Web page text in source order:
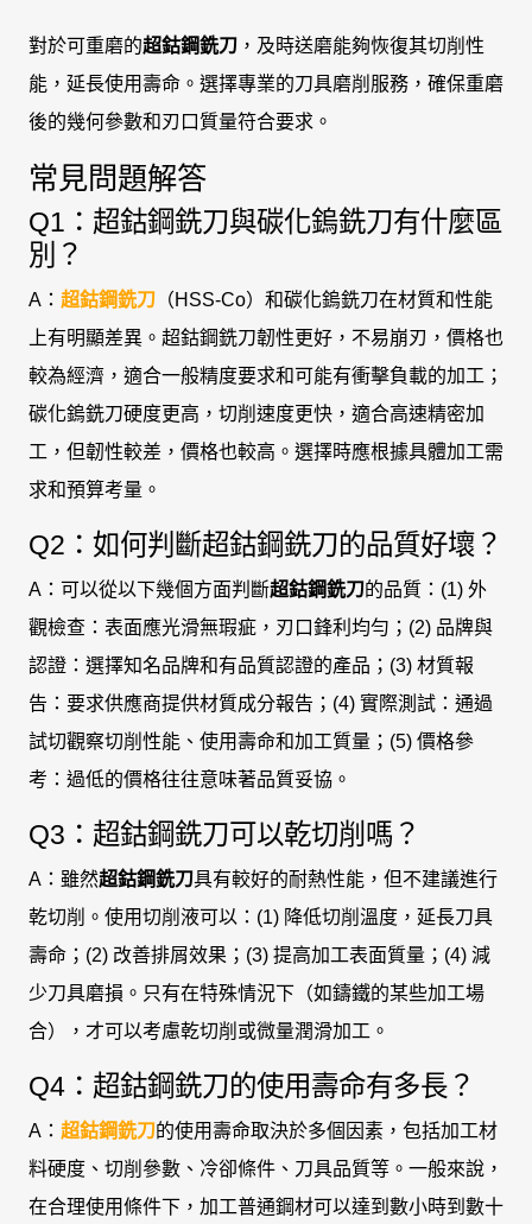
對於可重磨的超鈷鋼銑刀 ，及時送磨能夠恢復其切削性
能，延長使用壽命。選擇專業的刀具磨削服務，確保重磨
後的幾何參數和刃口質量符合要求。
常見問題解答
Q1：超鈷鋼銑刀與碳化鎢銑刀有什麼區
別？
A： 超鈷鋼銑刀 （HSS-Co）和碳化鎢銑刀在材質和性能
上有明顯差異。超鈷鋼銑刀韌性更好，不易崩刃，價格也
較為經濟，適合一般精度要求和可能有衝擊負載的加工；
碳化鎢銑刀硬度更高，切削速度更快，適合高速精密加
工，但韌性較差，價格也較高。選擇時應根據具體加工需
求和預算考量。
Q2：如何判斷超鈷鋼銑刀的品質好壞？
A：可以從以下幾個方面判斷超鈷鋼銑刀的品質：(1) 外
觀檢查：表面應光滑無瑕疵，刃口鋒利均勻；(2) 品牌與
認證：選擇知名品牌和有品質認證的產品；(3) 材質報
告：要求供應商提供材質成分報告；(4) 實際測試：通過
試切觀察切削性能、使用壽命和加工質量；(5) 價格參
考：過低的價格往往意味著品質妥協。
Q3：超鈷鋼銑刀可以乾切削嗎？
A：雖然超鈷鋼銑刀具有較好的耐熱性能，但不建議進行
乾切削。使用切削液可以：(1) 降低切削溫度，延長刀具
壽命；(2) 改善排屑效果；(3) 提高加工表面質量；(4) 減
少刀具磨損。只有在特殊情況下（如鑄鐵的某些加工場
合），才可以考慮乾切削或微量潤滑加工。
Q4：超鈷鋼銑刀的使用壽命有多長？
A： 超鈷鋼銑刀的使用壽命取決於多個因素，包括加工材
料硬度、切削參數、冷卻條件、刀具品質等。一般來說，
在合理使用條件下，加工普通鋼材可以達到數小時到數十